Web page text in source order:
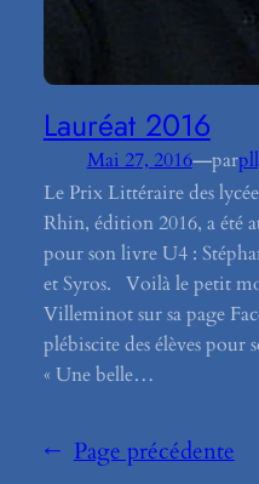
Lauréat 2016
Mai 27, 2016—par
Le Prix Littéraire des
Rhin, édition 2016, a été
pour son livre U4 :
et Syros. Voilà le petit
Villeminot sur sa page
plébiscite des élèves pour
« Une belle…
← Page précédente